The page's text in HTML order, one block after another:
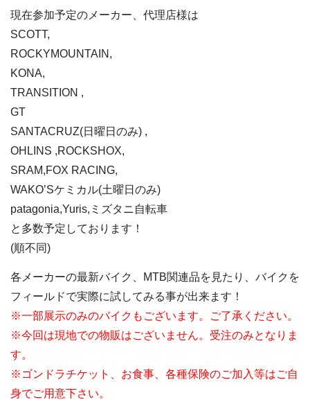
現在参加予定のメーカー、代理店様は
SCOTT,
ROCKYMOUNTAIN,
KONA,
TRANSITION ,
GT
SANTACRUZ(日曜日のみ) ,
OHLINS ,ROCKSHOX,
SRAM,FOX RACING,
WAKO’Sケミカル(土曜日のみ)
patagonia,Yuris,ミズタニ自転車
と多数予定しております！
(順不同)
各メーカーの最新バイク、MTB関連品を見たり、バイクを
フィールドで実際に試してみる事が出来ます！
※一部展示のみのバイクもございます。ご了承ください。
※今回は現地での物販はございません。受注のみとなりま
す。
※ゴンドラチケット、お食事、各種保険のご加入等はご自
身でご用意下さい。